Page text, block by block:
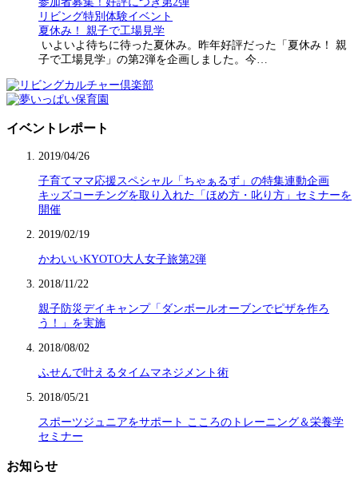
リビング特別体験イベント
夏休み！ 親子で工場見学
いよいよ待ちに待った夏休み。昨年好評だった「夏休み！ 親
子で工場見学」の第2弾を企画しました。今…
イベントレポート
2019/04/26
子育てママ応援スペシャル「ちゃぁるず」の特集連動企画
キッズコーチングを取り入れた「ほめ方・叱り方」セミナーを
開催
2019/02/19
かわいいKYOTO大人女子旅第2弾
2018/11/22
親子防災デイキャンプ「ダンボールオーブンでピザを作ろ
う！」を実施
2018/08/02
ふせんで叶えるタイムマネジメント術
2018/05/21
スポーツジュニアをサポート こころのトレーニング＆栄養学
セミナー
お知らせ